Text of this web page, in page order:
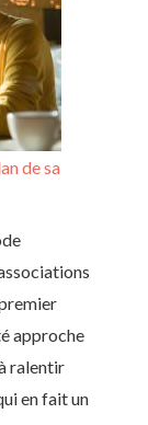
de sa
approche
ralentir
en fait un